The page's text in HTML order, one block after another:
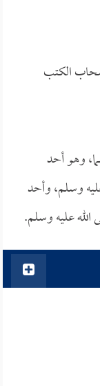
الكتب
وهو أحد
وسلم، وأحد
الله عليه وسلم.